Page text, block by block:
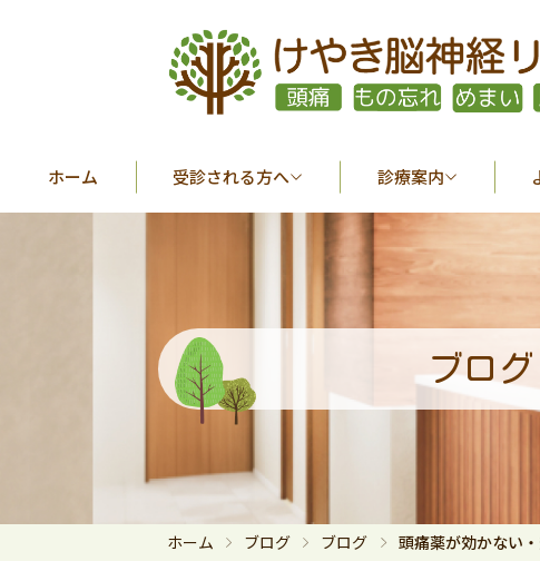
ホーム 受診される方へ 診療案内
ブログ
ホーム ブログ ブログ 頭痛薬が効かない